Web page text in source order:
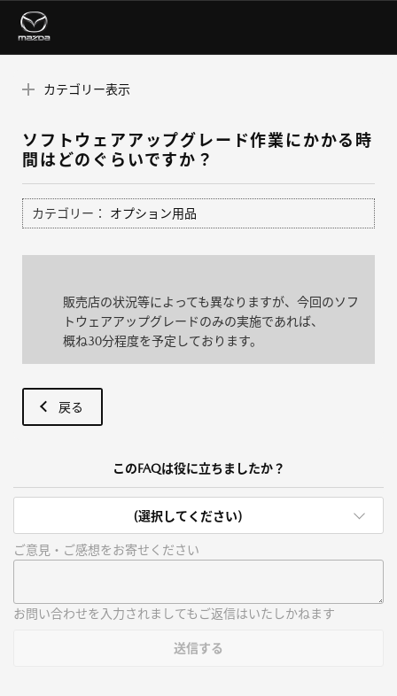
カテゴリー表示
ソフトウェアアップグレード作業にかかる時
間はどのぐらいですか？
カテゴリー： オプション用品
販売店の状況等によっても異なりますが、今回のソフ
トウェアアップグレードのみの実施であれば、
概ね30分程度を予定しております。
戻る
このFAQは役に立ちましたか？
(選択してください)
ご意見・ご感想をお寄せください
お問い合わせを入力されましてもご返信はいたしかねます
送信する